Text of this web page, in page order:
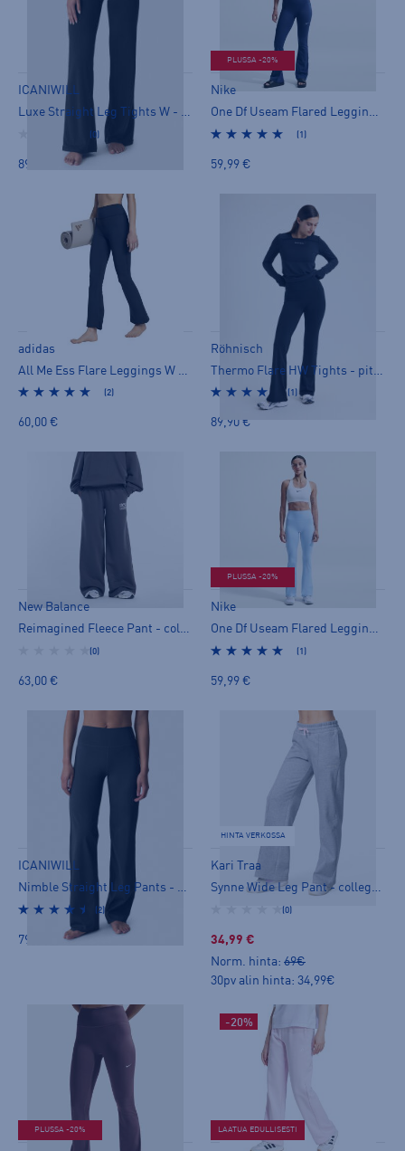
ICANIWILL
Luxe Straight Leg Tights W - pitkät trikoot
(0)
89,00 €
PLUSSA -20%
Nike
One Df Useam Flared Leggings - pitkät trikoot
(1)
59,99 €
adidas
All Me Ess Flare Leggings W - pitkät trikoot
(2)
60,00 €
Röhnisch
Thermo Flare HW Tights - pitkät trikoot
(1)
89,90 €
New Balance
Reimagined Fleece Pant - collegehousut
(0)
63,00 €
PLUSSA -20%
Nike
One Df Useam Flared Leggings - pitkät trikoot
(1)
59,99 €
ICANIWILL
Nimble Straight Leg Pants - pitkät trikoot
(2)
79,00 €
HINTA VERKOSSA
Kari Traa
Synne Wide Leg Pant - collegehousut
(0)
34,99 €
Norm. hinta: 69€
30pv alin hinta: 34,99€
PLUSSA -20%
-20%
LAATUA EDULLISESTI